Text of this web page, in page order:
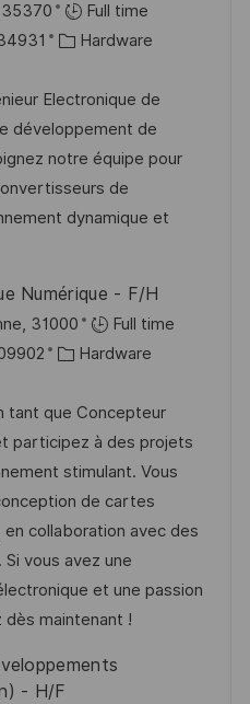
Full time
K
t
e
g
o
r
Hardware
Electronique de
développement de
notre équipe pour
de
dynamique et
Numérique - F/H
31000
Full time
K
t
e
g
o
r
i
e
Hardware
tant que Concepteur
participez à des projets
stimulant. Vous
de cartes
collaboration avec des
vous avez une
et une passion
dès maintenant !
- H/F